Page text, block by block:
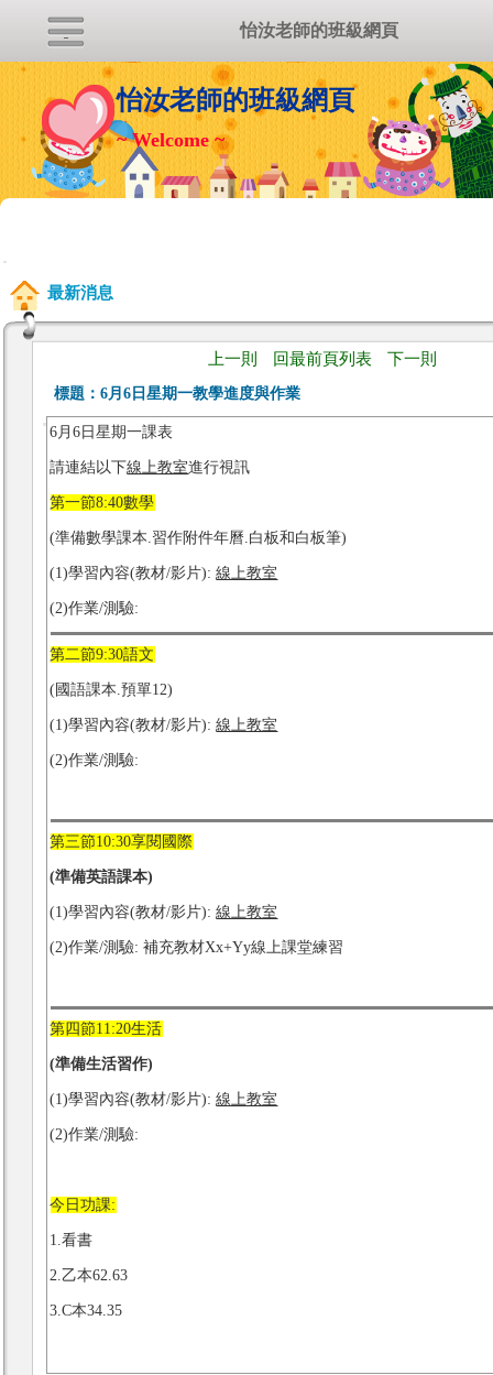
怡汝老師的班級網頁
~ Welcome ~
:::
最新消息
上一則 回最前頁列表 下一則
標題：6月6日星期一教學進度與作業
6月6日星期一課表
請連結以下線上教室進行視訊
第一節8:40數學
(準備數學課本.習作附件年曆.白板和白板筆)
(1)學習內容(教材/影片):線上教室
(2)作業/測驗:
第二節9:30語文
(國語課本.預單12)
(1)學習內容(教材/影片):線上教室
(2)作業/測驗:
第三節10:30享閱國際
(準備英語課本)
(1)學習內容(教材/影片):線上教室
(2)作業/測驗: 補充教材Xx+Yy線上課堂練習
第四節11:20生活
(準備生活習作)
(1)學習內容(教材/影片):線上教室
(2)作業/測驗:
今日功課:
1.看書
2.乙本62.63
3.C本34.35
怡汝老師的班級網頁